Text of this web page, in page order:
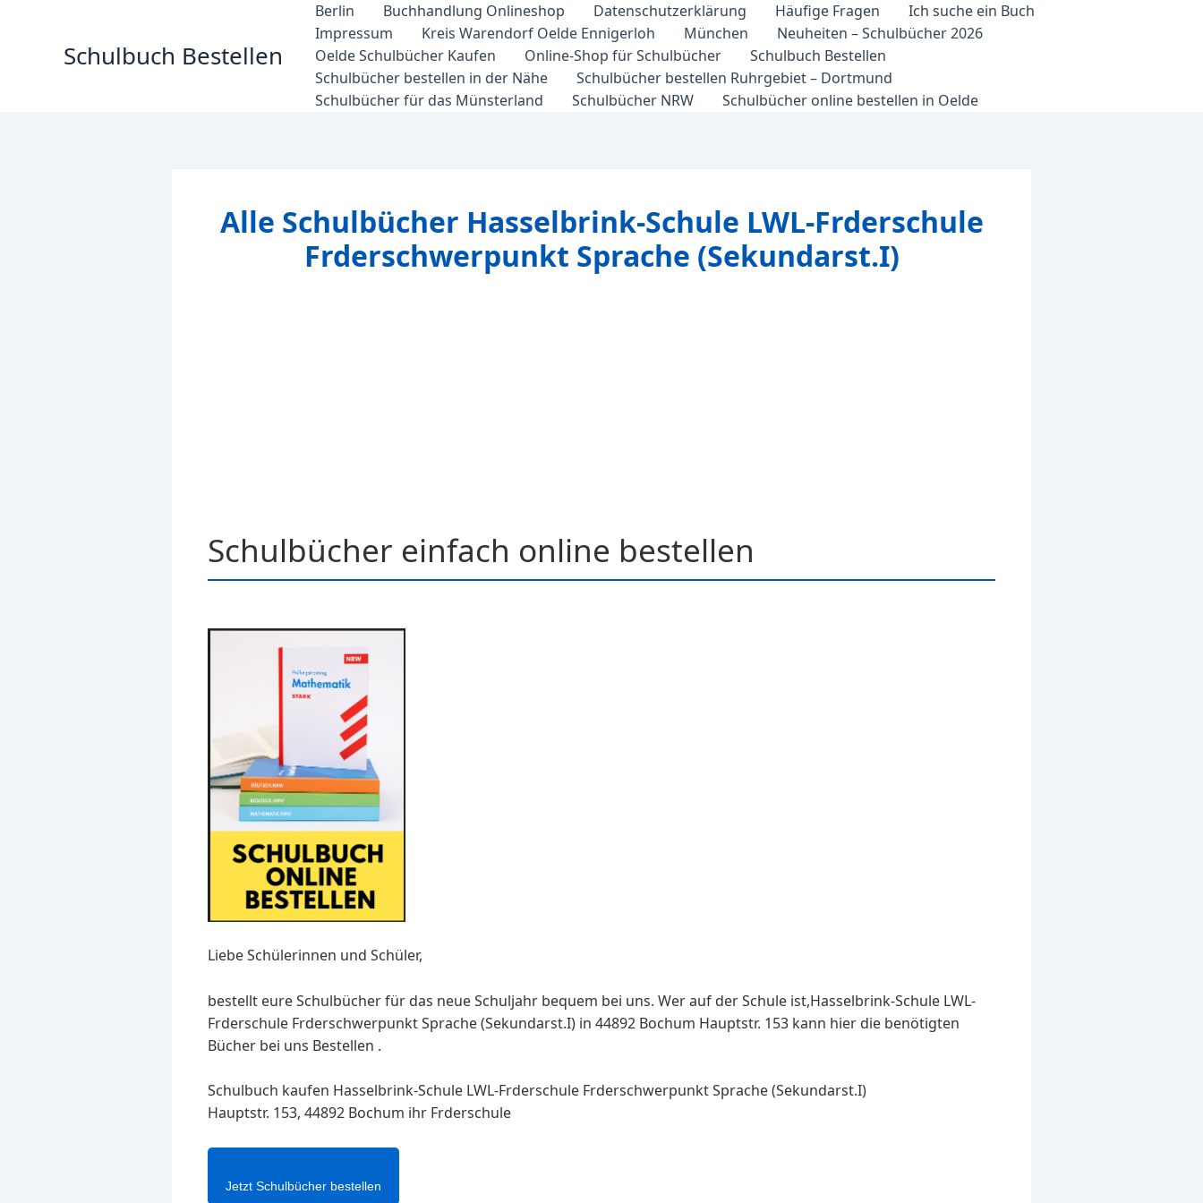
Schulbuch Bestellen
Berlin Buchhandlung Onlineshop Datenschutzerklärung Häufige Fragen
Ich suche ein Buch
Impressum
Kreis Warendorf Oelde Ennigerloh München
Neuheiten – Schulbücher 2026
Oelde Schulbücher Kaufen
Online-Shop für Schulbücher
Schulbuch Bestellen
Schulbücher bestellen in der Nähe
Schulbücher bestellen Ruhrgebiet – Dortmund
Schulbücher für das Münsterland
Schulbücher NRW Schulbücher online bestellen in Oelde
Alle Schulbücher Hasselbrink-Schule LWL-Frderschule
Frderschwerpunkt Sprache (Sekundarst.I)
Schulbücher einfach online bestellen
Liebe Schülerinnen und Schüler,
bestellt eure Schulbücher für das neue Schuljahr bequem bei uns. Wer auf der Schule ist,Hasselbrink-Schule LWL-
Frderschule Frderschwerpunkt Sprache (Sekundarst.I) in 44892 Bochum Hauptstr. 153 kann hier die benötigten
Bücher bei uns Bestellen .
Schulbuch kaufen Hasselbrink-Schule LWL-Frderschule Frderschwerpunkt Sprache (Sekundarst.I)
Hauptstr. 153, 44892 Bochum ihr Frderschule
Jetzt Schulbücher bestellen